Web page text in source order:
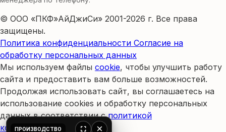
© ООО «ПКФ»АйДжиСи» 2001-2026 г. Все права
защищены.
Политика конфиденциальности Согласие на
обработку персональных данных
Мы используем файлы cookie, чтобы улучшить работу
сайта и предоставить вам больше возможностей.
Продолжая использовать сайт, вы соглашаетесь на
использование cookies и обработку персональных
данных в соответствии сполитикой
конфиденциальности.
ПРОИЗВОДСТВО ×